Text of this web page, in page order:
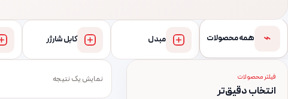
⌁ همه محصولات مبدل کابل شارژر
فیلتر محصولات
انتخاب دقیق‌تر
نمایش یک نتیجه